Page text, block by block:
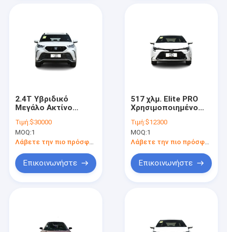
2.4T Υβριδικό
Μεγάλο Ακτίνο
αυτοκίνητο SUV 4WD
Toyota Crown Land
Release
Τιμή:$30000
MOQ:1
Λάβετε την πιο πρόσφατη τιμή
Επικοινωνήστε
517 χλμ. Elite PRO
Χρησιμοποιημένο
αυτοκίνητο Toyota
Hybrid Ηλεκτρικό
αυτοκίνητο Toyota
Τιμή:$12300
MOQ:1
Επικοινωνήστε